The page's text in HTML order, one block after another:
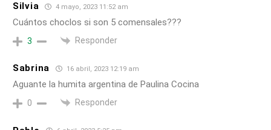
Silvia 4 mayo, 2023 11:52 am
Cuántos choclos si son 5 comensales???
3 Responder
Sabrina 16 abril, 2023 12:19 am
Aguante la humita argentina de Paulina Cocina
0 Responder